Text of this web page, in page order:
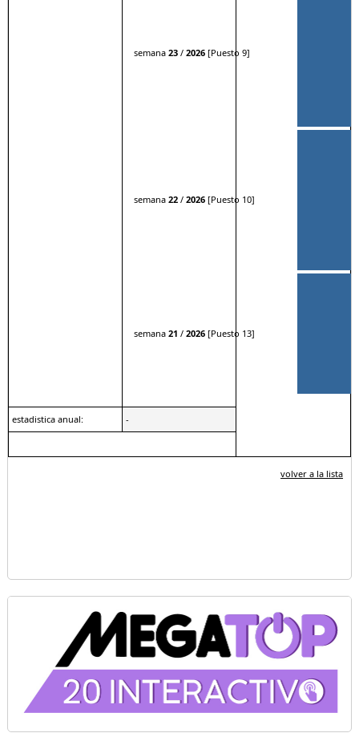
semana 23/ 2026[Puesto 9]
semana 22/ 2026[Puesto 10]
semana 21 / 2026[Puesto 13]
estadistica anual: -
volver a la lista